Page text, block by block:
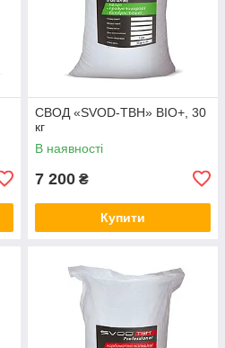
СВОД «SVOD-ТВН» BIO+, 30
кг
В наявності
7 200 ₴
Купити